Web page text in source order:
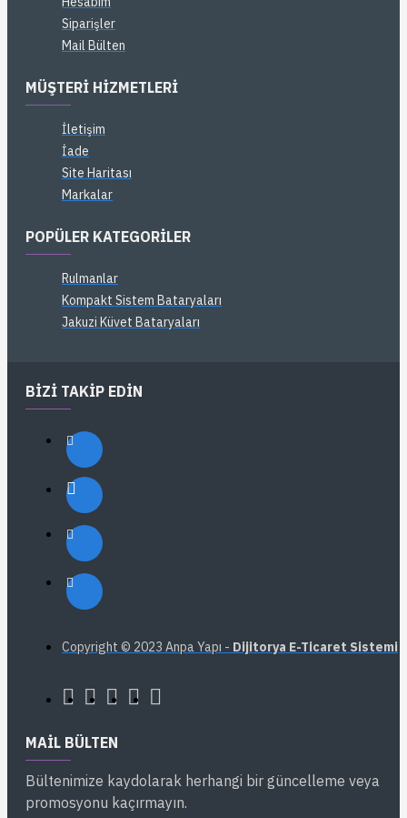
Siparişler
Mail Bülten
MÜŞTERI HIZMETLERI
İletişim
İade
Site Haritası
Markalar
POPÜLER KATEGORILER
Rulmanlar
Kompakt Sistem Bataryaları
Jakuzi Küvet Bataryaları
BIZI TAKIP EDIN
Copyright © 2023 Anpa Yapı - Dijitorya E-Ticaret Sistemi
MAIL BÜLTEN
Bültenimize kaydolarak herhangi bir güncelleme veya
promosyonu kaçırmayın.